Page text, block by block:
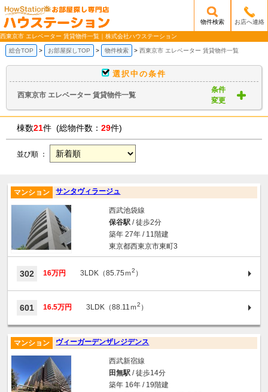
/mobile_img/head-logo.png
物件検索 お店へ連絡
西東京市 エレベーター 賃貸物件一覧｜株式会社ハウステーション
総合TOP お部屋探しTOP 物件検索 西東京市 エレベーター 賃貸物件一覧
選択中の条件
西東京市 エレベーター 賃貸物件一覧
条件
変更
棟数21件 (総物件数： 29件)
並び順 ：
サンタヴィラージュ
マンション
西武池袋線
保谷駅/ 徒歩2分
築年 27年 / 11階建
東京都西東京市東町3
302 16万円 3LDK（85.75ｍ2 ）
601 16.5万円 3LDK（88.11ｍ2 ）
ヴィーガーデンザレジデンス
マンション
西武新宿線
田無駅/ 徒歩14分
築年 16年 / 19階建